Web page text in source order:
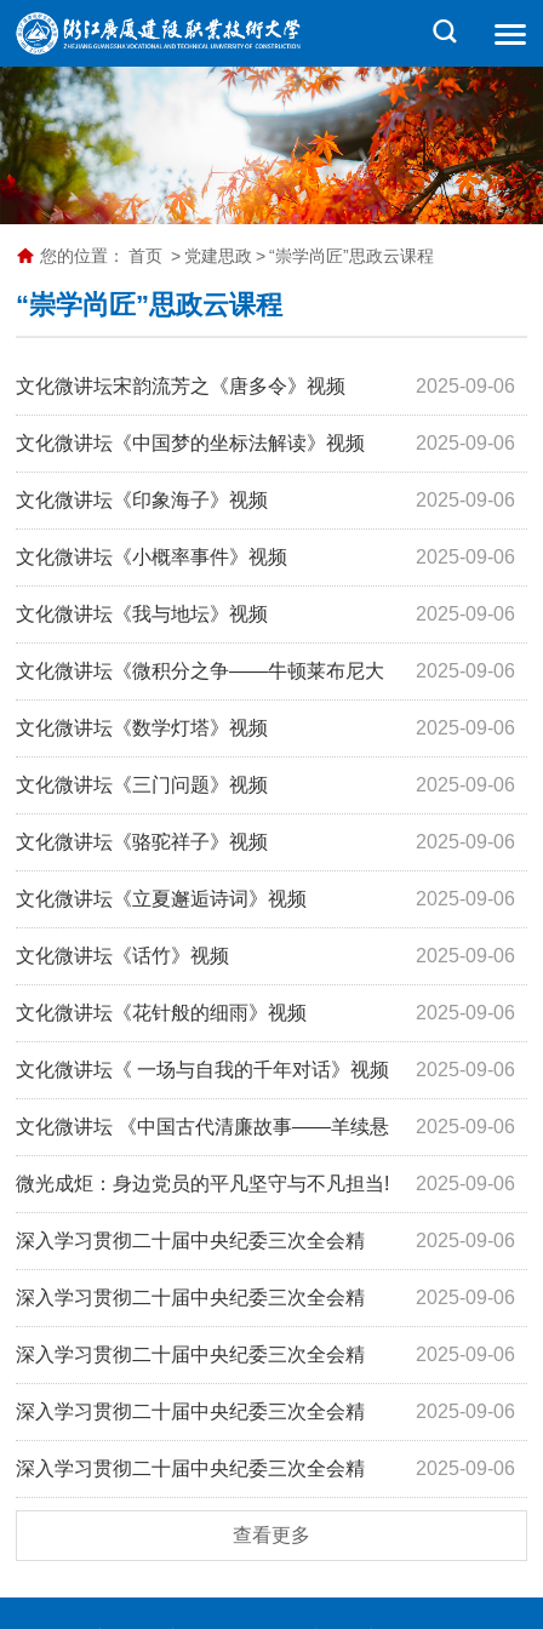
您的位置： 首页 > 党建思政 > “崇学尚匠”思政云课程
“崇学尚匠”思政云课程
2025-09-06
文化微讲坛宋韵流芳之《唐多令》视频
2025-09-06
文化微讲坛《中国梦的坐标法解读》视频
2025-09-06
文化微讲坛《印象海子》视频
2025-09-06
文化微讲坛《小概率事件》视频
2025-09-06
文化微讲坛《我与地坛》视频
2025-09-06
文化微讲坛《微积分之争——牛顿莱布尼大
战》视频 2025-09-06
文化微讲坛《数学灯塔》视频
2025-09-06
文化微讲坛《三门问题》视频
2025-09-06
文化微讲坛《骆驼祥子》视频
2025-09-06
文化微讲坛《立夏邂逅诗词》视频
2025-09-06
文化微讲坛《话竹》视频
2025-09-06
文化微讲坛《花针般的细雨》视频
2025-09-06
文化微讲坛《 一场与自我的千年对话》视频
2025-09-06
文化微讲坛 《中国古代清廉故事——羊续悬
鱼》视频 2025-09-06
微光成炬：身边党员的平凡坚守与不凡担当!
2025-09-06
深入学习贯彻二十届中央纪委三次全会精
神，加强党风廉政建设，推进清廉学校建设走深走实系列微
视频之五：坚决打赢反腐败斗争攻坚战持久战。
2025-09-06
深入学习贯彻二十届中央纪委三次全会精
神，加强党风廉政建设，推进清廉学校建设走深走实系列微
视频之四：中国共产党怎样推进自我革命？
2025-09-06
深入学习贯彻二十届中央纪委三次全会精
神，加强党风廉政建设，推进清廉学校建设走深走实系列微
视频之十：时刻保持解决大党独有难题的清醒和坚定
2025-09-06
深入学习贯彻二十届中央纪委三次全会精
神，加强党风廉政建设，推进清廉学校建设走深走实系列微
视频之三：中国共产党为什么能自我革命？
2025-09-06
深入学习贯彻二十届中央纪委三次全会精
神，加强党风廉政建设，推进清廉学校建设走深走实系列微
查看更多